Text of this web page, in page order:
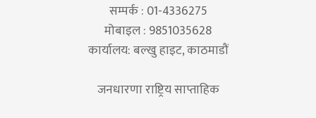
सम्पर्क : 01-4336275
मोबाइल : 9851035628
कार्यालय: बल्खु हाइट, काठमाडौं
जनधारणा राष्ट्रिय साप्ताहिक